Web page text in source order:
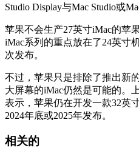
Studio Display与Mac Studio或
苹果不会生产27英寸iMac的苹
iMac系列的重点放在了24英寸
次发布。
不过，苹果只是排除了推出新
大屏幕的iMac仍然是可能的。
表示，苹果仍在开发一款32英
2024年底或2025年发布。
相关的